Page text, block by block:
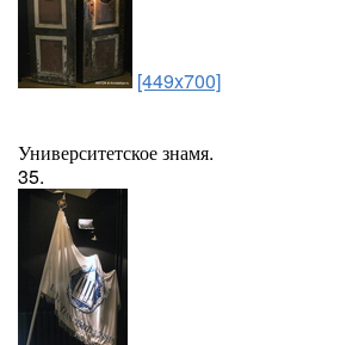
[449x700]
Университетское знамя.
35.